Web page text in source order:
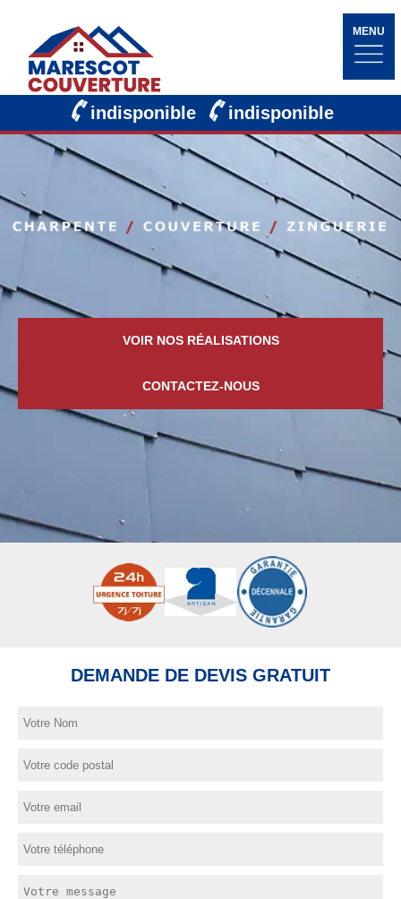
MENU
indisponible indisponible
VOIR NOS RÉALISATIONS
CONTACTEZ-NOUS
DEMANDE DE DEVIS GRATUIT